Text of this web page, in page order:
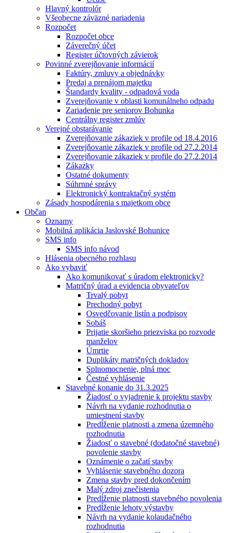
Hlavný kontrolór
Všeobecne záväzné nariadenia
Rozpočet
Rozpočet obce
Záverečný účet
Register účtovných závierok
Povinné zverejňovanie informácií
Faktúry, zmluvy a objednávky
Predaj a prenájom majetku
Štandardy kvality - odpadová voda
Zverejňovanie v oblasti komunálneho odpadu
Zariadenie pre seniorov Bohunka
Centrálny register zmlúv
Verejné obstarávanie
Zverejňovanie zákaziek v profile od 18.4.2016
Zverejňovanie zákaziek v profile od 27.2.2014
Zverejňovanie zákaziek v profile do 27.2.2014
Zákazky
Ostatné dokumenty
Súhrnné správy
Elektronický kontraktačný systém
Zásady hospodárenia s majetkom obce
Občan
Oznamy
Mobilná aplikácia Jaslovské Bohunice
SMS info
SMS info návod
Hlásenia obecného rozhlasu
Ako vybaviť
Ako komunikovať s úradom elektronicky?
Matričný úrad a evidencia obyvateľov
Trvalý pobyt
Prechodný pobyt
Osvedčovanie listín a podpisov
Sobáš
Prijatie skoršieho priezviska po rozvode
manželov
Úmrtie
Duplikáty matričných dokladov
Splnomocnenie, plná moc
Čestné vyhlásenie
Stavebné konanie do 31.3.2025
Žiadosť o vyjadrenie k projektu stavby
Návrh na vydanie rozhodnutia o
umiestnení stavby
Predĺženie platnosti a zmena územného
rozhodnutia
Žiadosť o stavebné (dodatočné stavebné)
povolenie stavby
Oznámenie o začatí stavby
Vyhlásenie stavebného dozora
Zmena stavby pred dokončením
Malý zdroj znečistenia
Predĺženie platnosti stavebného povolenia
Predĺženie lehoty výstavby
Návrh na vydanie kolaudačného
rozhodnutia